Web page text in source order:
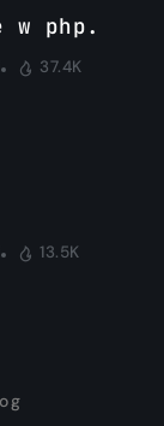
w php.
37.4K
13.5K